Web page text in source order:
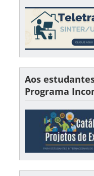
Aos
Programa